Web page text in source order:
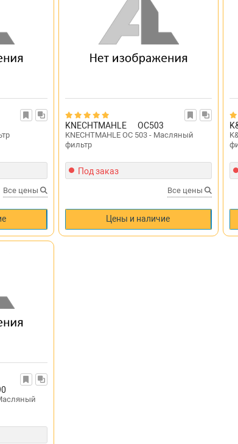
Все цены
KNECHTMAHLE OC503
KNECHTMAHLE OC 503 - Масляный
фильтр
Под заказ
Все цены
Цены и наличие